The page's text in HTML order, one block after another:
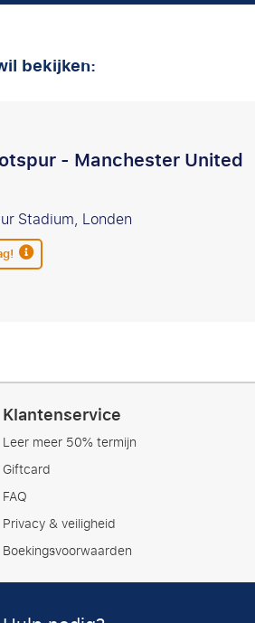
bekijken:
- Manchester United
Stadium, Londen
Klantenservice
Leer meer 50% termijn
Giftcard
FAQ
Privacy & veiligheid
Boekingsvoorwaarden